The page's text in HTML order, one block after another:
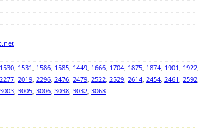
1530, 1531, 1586, 1585, 1449, 1666, 1704, 1875, 1874, 1901, 1922
2277, 2019, 2296, 2476, 2479, 2522, 2529, 2614, 2454, 2461, 2592
3003, 3005, 3006, 3038, 3032, 3068